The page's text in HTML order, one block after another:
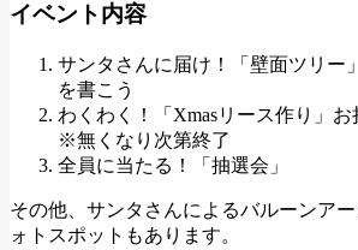
イベント内容
サンタさんに届け！「壁面ツリー
を書こう
わくわく！「Xmasリース作り」お
※無くなり次第終了
全員に当たる！「抽選会」
その他、サンタさんによるバルーンア
ォトスポットもあります。